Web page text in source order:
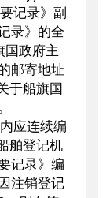
记录》副
录》的全
国政府主
邮寄地址
于船旗国
应连续编
舶登记机
记录》编
注销登记